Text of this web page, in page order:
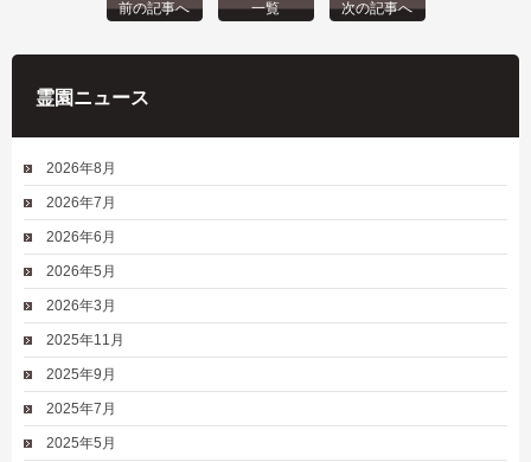
前の記事へ 一覧 次の記事へ
霊園ニュース
2026年8月
2026年7月
2026年6月
2026年5月
2026年3月
2025年11月
2025年9月
2025年7月
2025年5月